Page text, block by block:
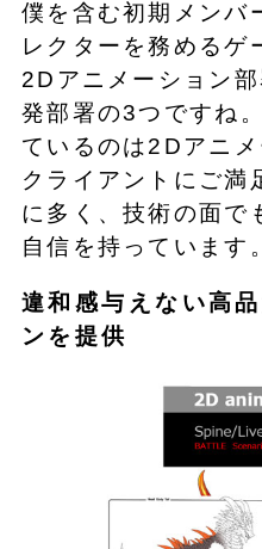
僕を含む初期メンバ
レクターを務めるゲ
2Dアニメーション
発部署の3つですね
ているのは2Dアニメ
クライアントにご満
に多く、技術の面で
自信を持っています。
違和感与えない高
ンを提供